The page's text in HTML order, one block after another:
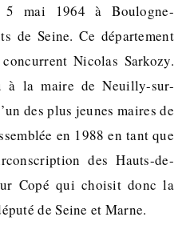
mai 1964 à Boulogne-
de Seine. Ce département
Nicolas Sarkozy.
à la maire de Neuilly-sur-
des plus jeunes maires de
en 1988 en tant que
des Hauts-de-
Copé qui choisit donc la
de Seine et Marne.